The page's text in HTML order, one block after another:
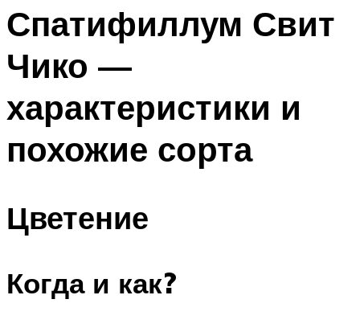
Спатифиллум Свит
Чико —
характеристики и
похожие сорта
Цветение
Когда и как?